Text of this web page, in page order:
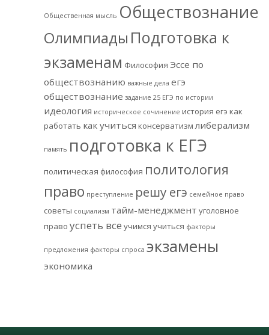
Общественная мысль Обществознание
Олимпиады Подготовка к
экзаменам Философия Эссе по
обществознанию важные дела егэ
обществознание задание 25 ЕГЭ по истории
идеология историческое сочинение история егэ как
работать как учиться консерватизм либерализм
память подготовка к ЕГЭ
политическая философия политология
право преступление решу егэ семейное право
советы социализм тайм-менеджмент уголовное
право успеть все учимся учиться факторы
предложения факторы спроса экзамены
экономика